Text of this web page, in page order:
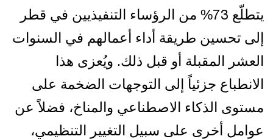
يتطلّع 73% من الرؤساء التنفيذيين في قطر
إلى تحسين طريقة أداء أعمالهم في السنوات
العشر المقبلة أو قبل ذلك. ويُعزى هذا
الانطباع جزئياً إلى التوجهات الضخمة على
مستوى الذكاء الاصطناعي والمناخ، فضلاً عن
عوامل أخرى على سبيل التغيير التنظيمي،